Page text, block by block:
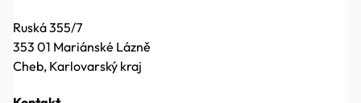
Ruská 355/7
353 01 Mariánské Lázně
Cheb, Karlovarský kraj